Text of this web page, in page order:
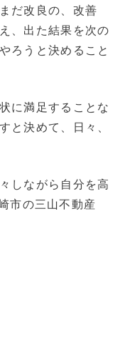
だ改良の、改善
、出た結果を次の
ろうと決めること
に満足することな
と決めて、日々、
しながら自分を高
の三山不動産